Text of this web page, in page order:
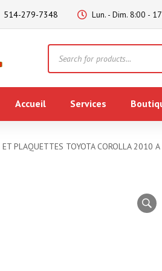
514-279-7348 Lun. - Dim. 8:00 -
search
Accueil Services
ET PLAQUETTES TOYOTA COROLLA 2010